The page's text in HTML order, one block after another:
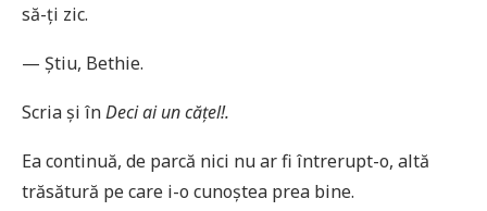
să-ți zic.
— Știu, Bethie.
Scria și înDeci ai un cățel!.
Ea continuă, de parcă nici nu ar fi întrerupt-o, altă
trăsătură pe care i-o cunoștea prea bine.